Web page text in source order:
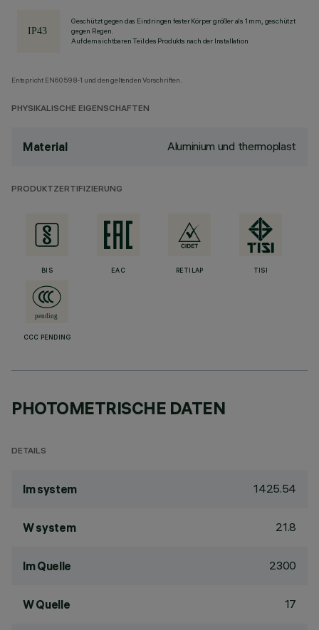
Geschützt gegen das Eindringen fester Körper größer als 1 mm, geschützt
gegen Regen.
Auf dem sichtbaren Teil des Produkts nach der Installation
Entspricht EN60598-1 und den geltenden Vorschriften.
PHYSIKALISCHE EIGENSCHAFTEN
Material Aluminium und thermoplast
PRODUKTZERTIFIZIERUNG
BIS EAC RETILAP TISI
CCC PENDING
PHOTOMETRISCHE DATEN
DETAILS
lm system 1425.54
W system 21.8
lm Quelle 2300
W Quelle 17